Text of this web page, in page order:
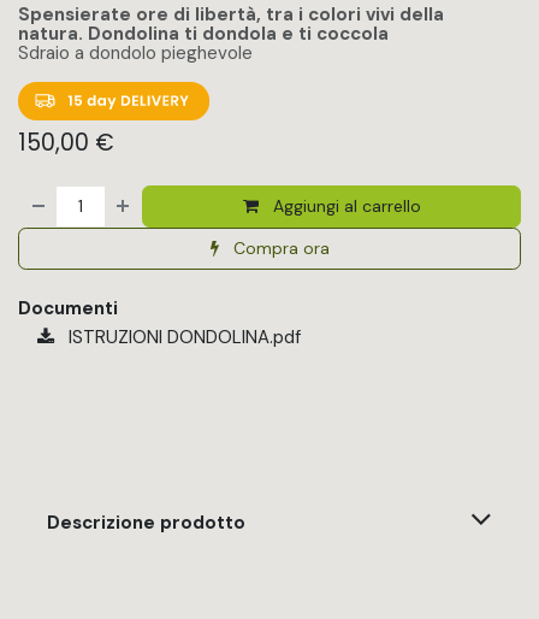
Spensierate ore di libertà, tra i colori vivi della
natura. Dondolina ti dondola e ti coccola
Sdraio a dondolo pieghevole
150,00 €
Aggiungi al carrello
Compra ora
Documenti
ISTRUZIONI DONDOLINA.pdf
Descrizione prodotto